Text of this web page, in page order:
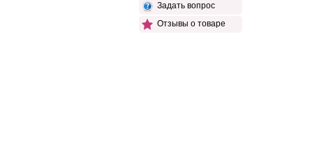
Задать вопрос
Отзывы о товаре